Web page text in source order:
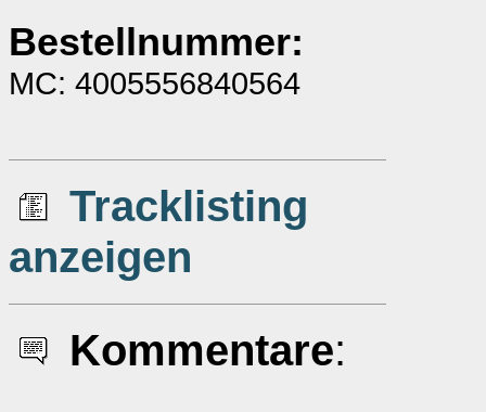
Bestellnummer:
MC: 4005556840564
Tracklisting
anzeigen
Kommentare: